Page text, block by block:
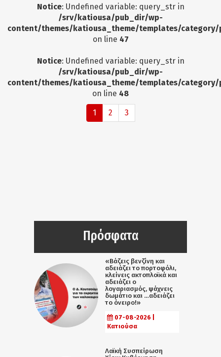
Notice: Undefined variable: query_str in
/srv/katiousa/pub_dir/wp-
content/themes/katiousa_theme/templates/
on line 47
Notice: Undefined variable: query_str in
/srv/katiousa/pub_dir/wp-
content/themes/katiousa_theme/templates/
on line 48
1 2 3
Πρόσφατα
«Βάζεις βενζίνη και
αδειάζει το πορτοφόλι,
κλείνεις ακτοπλοϊκά και
αδειάζει ο
λογαριασμός, ψάχνεις
δωμάτιο και …αδειάζει
το όνειρο!»
07-08-2026 |
Κατιούσα
Λαϊκή Συσπείρωση